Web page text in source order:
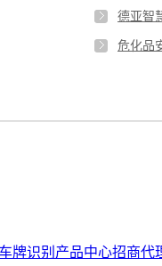
车牌识别 产品中心招商代